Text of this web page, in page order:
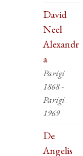
David
Neel
Alexandr
a
Parigi
1868 -
Parigi
1969
De
Angelis